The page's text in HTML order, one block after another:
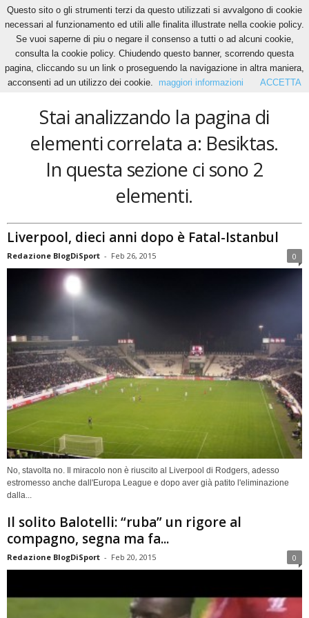
Home Tags Besiktas
Besiktas
Stai analizzando la pagina di
elementi correlata a: Besiktas.
In questa sezione ci sono 2
elementi.
Liverpool, dieci anni dopo è Fatal-Istanbul
Redazione BlogDiSport - Feb 26, 2015 0
No, stavolta no. Il miracolo non è riuscito al Liverpool di Rodgers, adesso
estromesso anche dall'Europa League e dopo aver già patito l'eliminazione
dalla...
Il solito Balotelli: “ruba” un rigore al
compagno, segna ma fa...
Redazione BlogDiSport - Feb 20, 2015 0
Questo sito o gli strumenti terzi da questo utilizzati si avvalgono di cookie
necessari al funzionamento ed utili alle finalita illustrate nella cookie policy.
Se vuoi saperne di piu o negare il consenso a tutti o ad alcuni cookie,
consulta la cookie policy. Chiudendo questo banner, scorrendo questa
pagina, cliccando su un link o proseguendo la navigazione in altra maniera,
acconsenti ad un utilizzo dei cookie.
maggiori informazioni ACCETTA